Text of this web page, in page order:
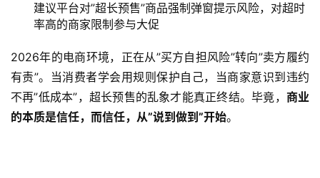
建议平台对”超长预售”商品强制弹窗提示风险，对超时
率高的商家限制参与大促
2026年的电商环境，正在从”买方自担风险”转向”卖方履约
有责”。当消费者学会用规则保护自己，当商家意识到违约
不再”低成本”，超长预售的乱象才能真正终结。毕竟， 商业
的本质是信任，而信任，从”说到做到”开始。